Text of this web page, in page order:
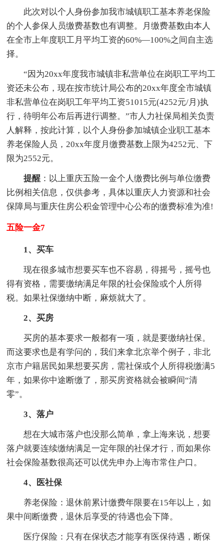
此次对以个人身份参加我市城镇职工基本养老保险
的个人参保人员缴费基数也有调整。月缴费基数由本人
在全市上年度职工月平均工资的60%—100%之间自主选
择。
“因为20xx年度我市城镇非私营单位在岗职工平均工
资还未公布，现在按市统计局公布的20xx年度全市城镇
非私营单位在岗职工年平均工资51015元(4252元/月)执
行，待明年公布后再进行调整。”市人力社保局相关负责
人解释，按此计算，以个人身份参加城镇企业职工基本
养老保险人员，20xx年度月缴费基数上限为4252元、下
限为2552元。
提醒 ：以上重庆五险一金个人缴费比例与单位缴费
比例相关信息，仅供参考，具体以重庆人力资源和社会
保障局与重庆住房公积金管理中心公布的缴费标准为准!
五险一金7
1、买车
现在很多城市想要买车也不容易，得摇号，摇号也
得有资格，需要缴纳满足年限的社会保险或个人所得
税。如果社保缴纳中断，麻烦就大了。
2、买房
买房的基本要求一般都有一项，就是要缴纳社保。
而这要求也是有学问的，我们来拿北京举个例子，非北
京市户籍居民如果想要买房，需社保或个人所得税缴满5
年，如果你中途断缴了，那买房资格就会被瞬间“清
零”。
3、落户
想在大城市落户也没那么简单，拿上海来说，想要
落户就要连续缴纳满足一定年限的社保才行，而如果你
社会保险基数很高还可以优先申办上海市常住户口。
4、医社保
养老保险：退休前累计缴费年限要在15年以上，如
果中间断缴费，退休后享受的'待遇也会下降。
医疗保险：只有在保状态才能享有医保待遇，断保